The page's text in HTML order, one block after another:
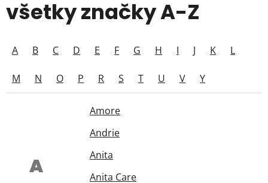
všetky značky A-Z
A B C D E F G H I J K L
M N O P R S T U V Y
A
Amore
Andrie
Anita
Anita Care